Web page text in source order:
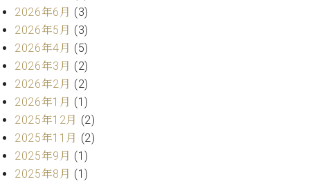
ス
お
い
合
わ
せ
ア
ー
2026年6月 (3)
2026年5月 (3)
2026年4月 (5)
2026年3月 (2)
2026年2月 (2)
2026年1月 (1)
2025年12月 (2)
2025年11月 (2)
2025年9月 (1)
2025年8月 (1)